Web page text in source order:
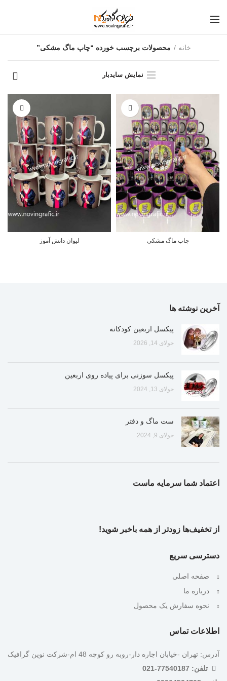
خانه محصولات برچسب خورده “چاپ ماگ مشکی”
نمایش سایدبار
چاپ ماگ مشکی لیوان دانش آموز
آخرین نوشته ها
پیکسل اربعین کودکانه
جولای 14, 2026
پیکسل سوزنی برای پیاده روی اربعین
جولای 13, 2024
ست ماگ و دفتر
جولای 9, 2024
اعتماد شما سرمایه ماست
از تخفیف‌ها زودتر از همه باخبر شوید!
دسترسی سریع
صفحه اصلی
درباره ما
نحوه سفارش یک محصول
اطلاعات تماس
آدرس: تهران -خیابان اجاره دار-روبه رو کوچه 48 ام-شرکت نوین گرافیک
تلفن: 77540187-021